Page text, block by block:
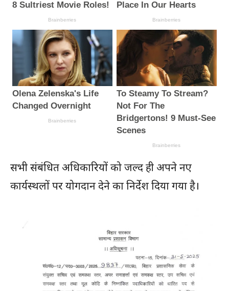
सभी संबंधित अधिकारियों को जल्द ही अपने नए
कार्यस्थलों पर योगदान देने का निर्देश दिया गया है।